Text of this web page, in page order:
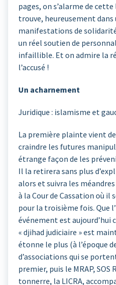
pages, on s’alarme de
trouve, heureusement
manifestations de
un réel soutien de
infaillible. Et on admire la
l’accusé !
Un acharnement
Juridique : islamisme et
La première plainte vient
craindre les futures
étrange façon de les
Il la retirera sans plus
alors et suivra les
à la Cour de Cassation où
pour la troisième fois. Que
événement est aujourd’hui
« djihad judiciaire » est
étonne le plus (à l’époque
d’associations qui se
premier, puis le MRAP, SOS
tonnerre, la LICRA,